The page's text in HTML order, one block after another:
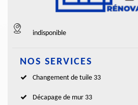
indisponible
NOS SERVICES
Changement de tuile 33
Décapage de mur 33